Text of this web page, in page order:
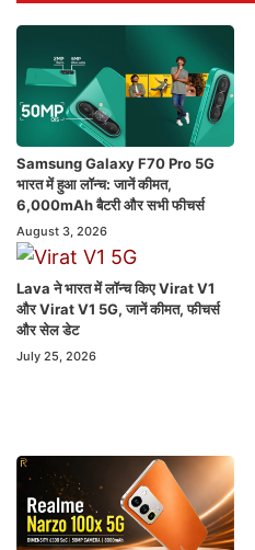
Samsung Galaxy F70 Pro 5G
भारत में हुआ लॉन्च: जानें कीमत,
6,000mAh बैटरी और सभी फीचर्स
August 3, 2026
Lava ने भारत में लॉन्च किए Virat V1
और Virat V1 5G, जानें कीमत, फीचर्स
और सेल डेट
July 25, 2026